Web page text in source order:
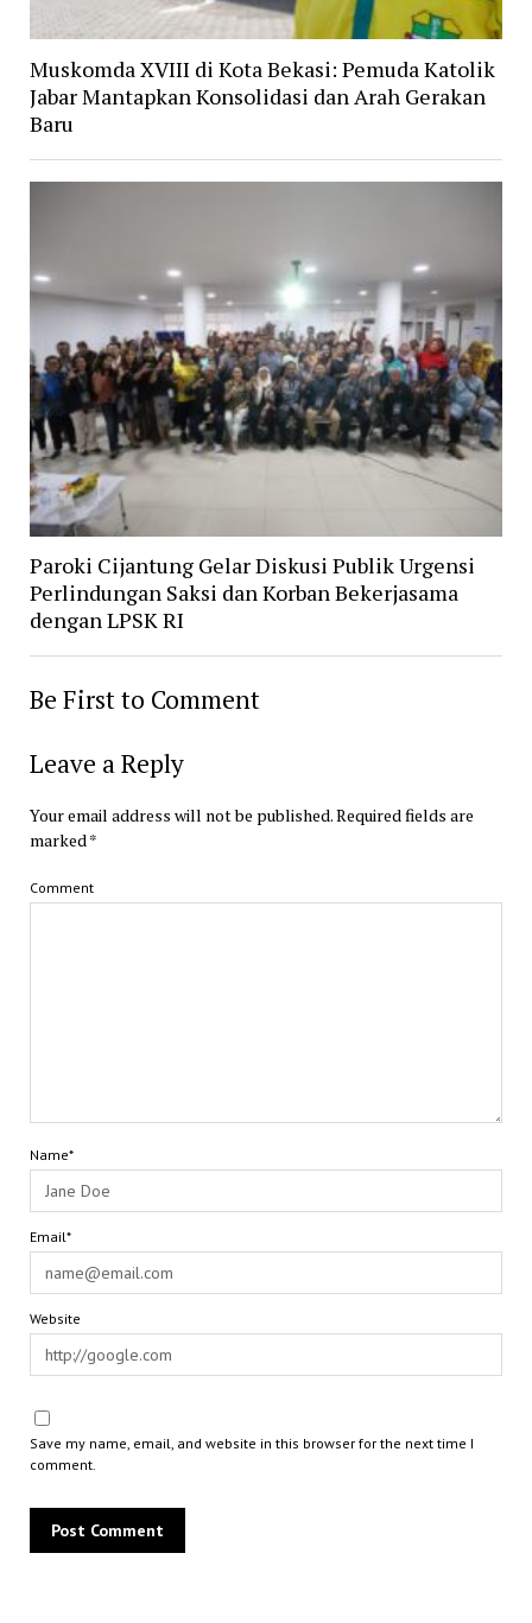
Muskomda XVIII di Kota Bekasi: Pemuda Katolik
Jabar Mantapkan Konsolidasi dan Arah Gerakan
Baru
Paroki Cijantung Gelar Diskusi Publik Urgensi
Perlindungan Saksi dan Korban Bekerjasama
dengan LPSK RI
Be First to Comment
Leave a Reply
Your email address will not be published.Required fields are
marked*
Comment
Name*
Email*
Website
Save my name, email, and website in this browser for the next time I
comment.